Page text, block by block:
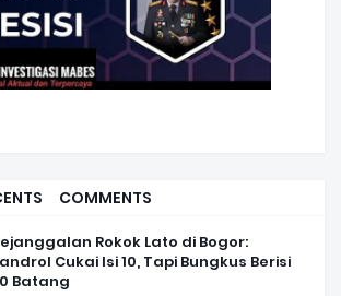
COMMENTS
Rokok Lato di Bogor:
Cukai Isi 10, Tapi Bungkus Berisi
Batang